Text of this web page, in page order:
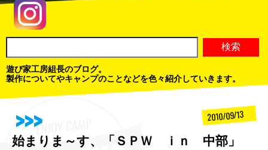
遊び家工房組長のブログ。
製作についてやキャンプのことなどを色々紹介していきます。
始まりま～す、「ＳＰＷ ｉｎ 中部」
2010/09/13